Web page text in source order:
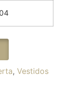
, Vestidos